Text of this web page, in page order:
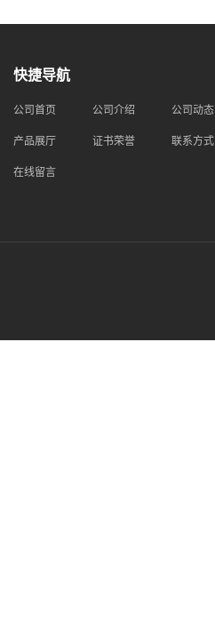
快捷导航
公司首页 公司介绍 公司动态
产品展厅 证书荣誉 联系方式
在线留言